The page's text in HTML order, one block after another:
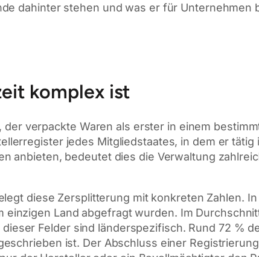
dahinter stehen und was er für Unternehmen
komplex ist
verpackte Waren als erster in einem
jedes Mitgliedstaates, in dem er tätig
anbieten, bedeutet dies die Verwaltung
diese Zersplitterung mit konkreten Zahlen.
Land abgefragt wurden. Im
Felder sind länderspezifisch. Rund 72 %
ist. Der Abschluss einer